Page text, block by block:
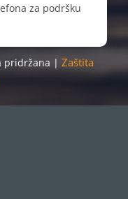
za podršku
pridržana | Zaštita